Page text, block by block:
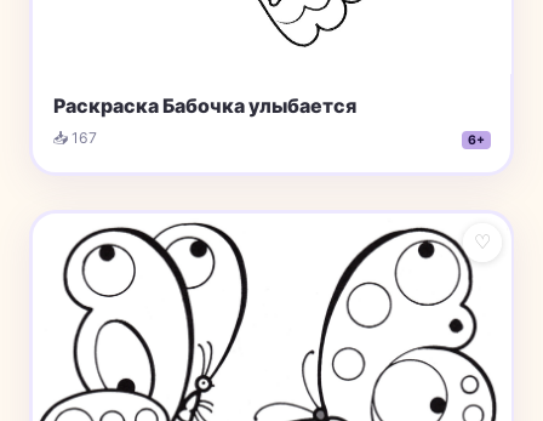
Раскраска Бабочка улыбается
📥 167 6+
♡